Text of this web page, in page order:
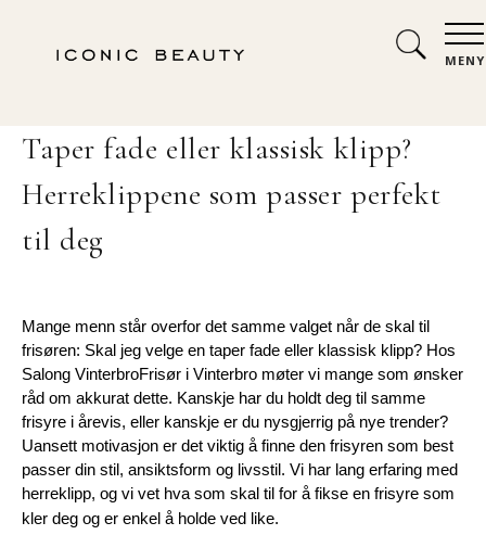
MENY
Taper fade eller klassisk klipp?
Herreklippene som passer perfekt
til deg
Mange menn står overfor det samme valget når de skal til
frisøren: Skal jeg velge en taper fade eller klassisk klipp? Hos
Salong VinterbroFrisør i Vinterbro møter vi mange som ønsker
råd om akkurat dette. Kanskje har du holdt deg til samme
frisyre i årevis, eller kanskje er du nysgjerrig på nye trender?
Uansett motivasjon er det viktig å finne den frisyren som best
passer din stil, ansiktsform og livsstil. Vi har lang erfaring med
herreklipp, og vi vet hva som skal til for å fikse en frisyre som
kler deg og er enkel å holde ved like.